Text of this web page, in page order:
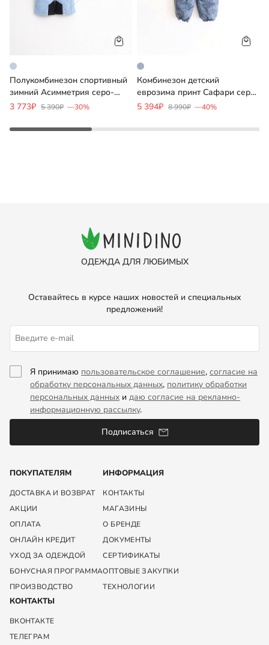
Полукомбинезон спортивный
зимний Асимметрия серо-
голубой
3 773₽ 5 390₽ —30%
Комбинезон детский
еврозима принт Сафари серо-
голубой
5 394₽ 8 990₽ —40%
ОДЕЖДА ДЛЯ ЛЮБИМЫХ
ПОКУПАТЕЛЯМ
ДОСТАВКА И ВОЗВРАТ
АКЦИИ
ОПЛАТА
ОНЛАЙН КРЕДИТ
УХОД ЗА ОДЕЖДОЙ
БОНУСНАЯ ПРОГРАММА
ПРОИЗВОДСТВО
ИНФОРМАЦИЯ
КОНТАКТЫ
МАГАЗИНЫ
О БРЕНДЕ
ДОКУМЕНТЫ
СЕРТИФИКАТЫ
ОПТОВЫЕ ЗАКУПКИ
ТЕХНОЛОГИИ
КОНТАКТЫ
ВКОНТАКТЕ
ТЕЛЕГРАМ
Оставайтесь в курсе наших новостей и специальных
предложений!
Я принимаю пользовательское соглашение, согласие на
обработку персональных данных, политику обработки
персональных данных и даю согласие на рекламно-
информационную рассылку.
Подписаться